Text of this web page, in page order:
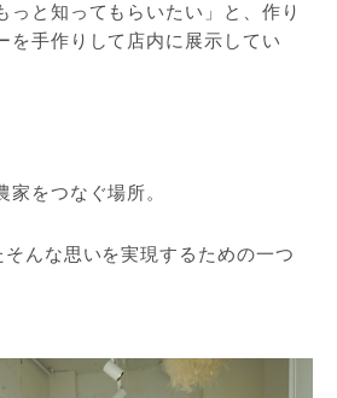
っと知ってもらいたい」と、作り
を手作りして店内に展示してい
家をつなぐ場所。
んな思いを実現するための一つ